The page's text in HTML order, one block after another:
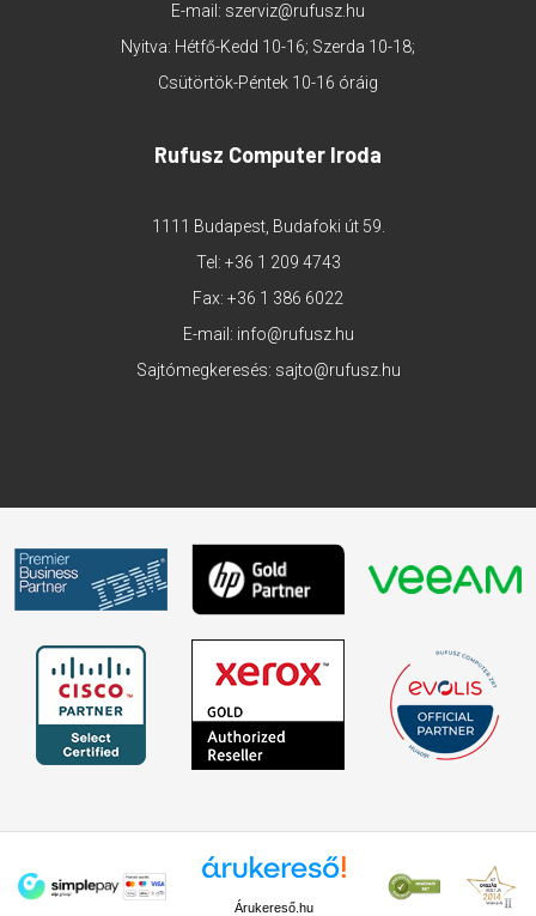
E-mail: szerviz@rufusz.hu
Nyitva: Hétfő-Kedd 10-16; Szerda 10-18;
Csütörtök-Péntek 10-16 óráig
Rufusz Computer Iroda
1111 Budapest, Budafoki út 59.
Tel: +36 1 209 4743
Fax: +36 1 386 6022
E-mail: info@rufusz.hu
Sajtómegkeresés: sajto@rufusz.hu
Árukereső.hu